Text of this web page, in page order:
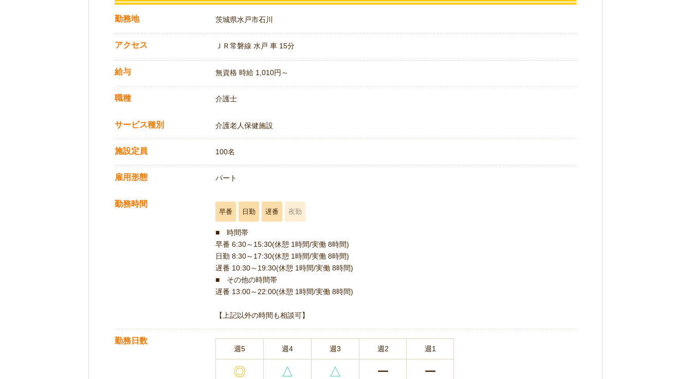
勤務地 茨城県水戸市石川
アクセス ＪＲ常磐線 水戸 車 15分
給与 無資格 時給 1,010円～
職種 介護士
サービス種別 介護老人保健施設
施設定員 100名
雇用形態 パート
勤務時間
早番 日勤 遅番 夜勤
■ 時間帯
早番 6:30～15:30(休憩 1時間/実働 8時間)
日勤 8:30～17:30(休憩 1時間/実働 8時間)
遅番 10:30～19:30(休憩 1時間/実働 8時間)
■ その他の時間帯
遅番 13:00～22:00(休憩 1時間/実働 8時間)
【上記以外の時間も相談可】
勤務日数
週5 週4 週3 週2 週1
◎ △ △ ー ー